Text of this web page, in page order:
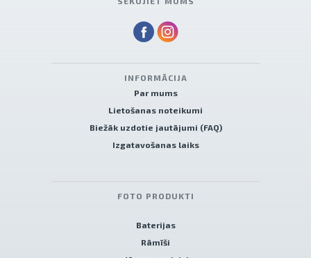
INFORMĀCIJA
Par mums
Lietošanas noteikumi
Biežāk uzdotie jautājumi (FAQ)
Izgatavošanas laiks
FOTO PRODUKTI
Baterijas
Rāmīši